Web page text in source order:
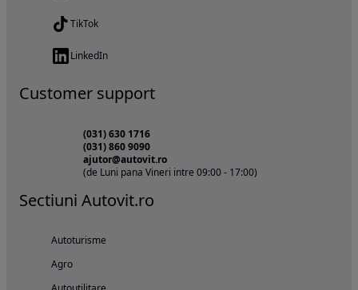
TikTok
LinkedIn
Customer support
(031) 630 1716
(031) 860 9090
ajutor@autovit.ro
(de Luni pana Vineri intre 09:00 - 17:00)
Sectiuni Autovit.ro
Autoturisme
Agro